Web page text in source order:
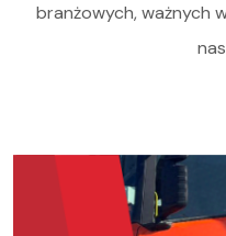
branżowych, ważnych